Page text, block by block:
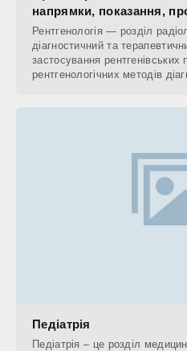
напрямки, показання,
Рентгенологія — розділ
діагностичний та
застосування рентгенівських
рентгенологічних методів
Педіатрія
Педіатрія – це розділ